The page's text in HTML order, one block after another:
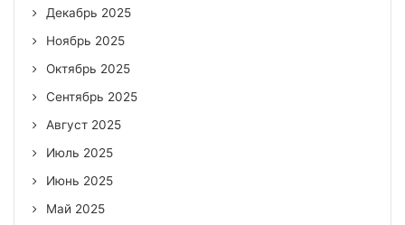
Декабрь 2025
Ноябрь 2025
Октябрь 2025
Сентябрь 2025
Август 2025
Июль 2025
Июнь 2025
Май 2025